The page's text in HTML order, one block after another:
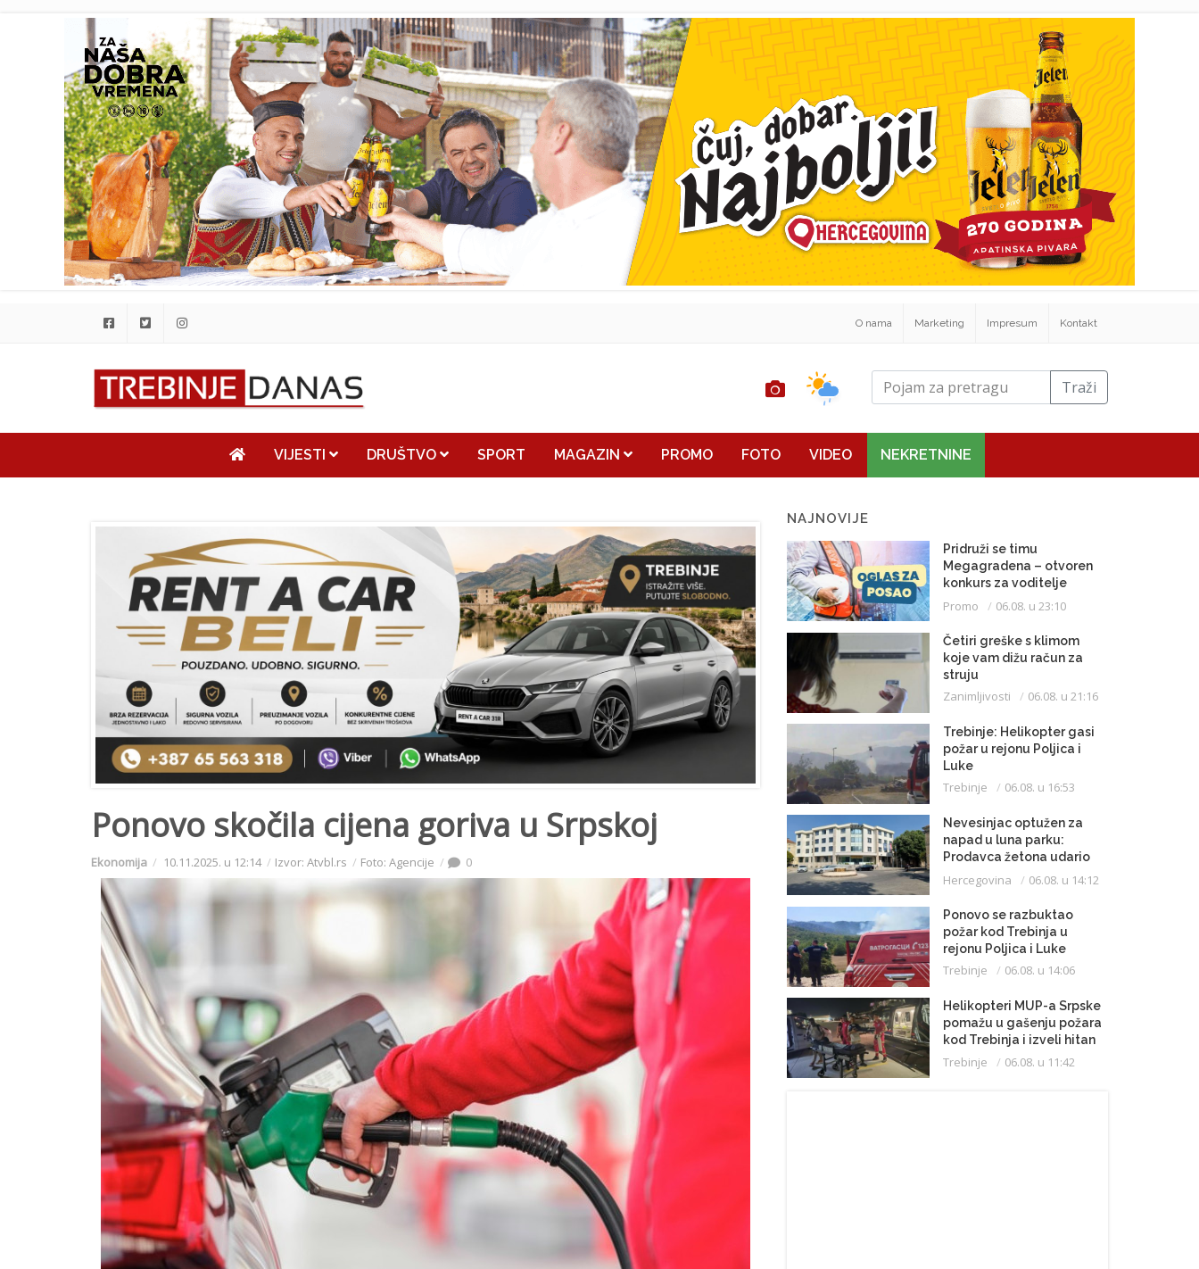
O nama Marketing Impresum Kontakt
Traži
VIJESTI DRUŠTVO SPORT MAGAZIN PROMO FOTO VIDEO NEKRETNINE
Ponovo skočila cijena goriva u Srpskoj
Ekonomija 10.11.2025. u 12:14 Izvor: Atvbl.rs Foto: Agencije 0
NAJNOVIJE
Pridruži se timu
Megagradena – otvoren
konkurs za voditelje
gradilišta
Promo 06.08. u 23:10
Četiri greške s klimom
koje vam dižu račun za
struju
Zanimljivosti 06.08. u 21:16
Trebinje: Helikopter gasi
požar u rejonu Poljica i
Luke
Trebinje 06.08. u 16:53
Nevesinjac optužen za
napad u luna parku:
Prodavca žetona udario
mikrofonom u glavu
Hercegovina 06.08. u 14:12
Ponovo se razbuktao
požar kod Trebinja u
rejonu Poljica i Luke
Trebinje 06.08. u 14:06
Helikopteri MUP-a Srpske
pomažu u gašenju požara
kod Trebinja i izveli hitan
medicinski let do
Beograda
Trebinje 06.08. u 11:42